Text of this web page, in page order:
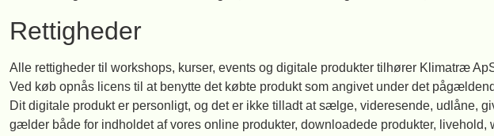
Rettigheder
Alle rettigheder til workshops, kurser, events og digitale produkter tilhører Klimatræ
Ved køb opnås licens til at benytte det købte produkt som angivet under det
Dit digitale produkt er personligt, og det er ikke tilladt at sælge, videresende, udlåne,
gælder både for indholdet af vores online produkter, downloadede produkter, livehold,